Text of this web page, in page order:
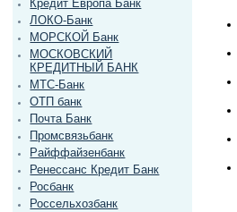
Кредит Европа Банк
ЛОКО-Банк
МОРСКОЙ Банк
МОСКОВСКИЙ
КРЕДИТНЫЙ БАНК
МТС-Банк
ОТП банк
Почта Банк
Промсвязьбанк
Райффайзенбанк
Ренессанс Кредит Банк
Росбанк
Россельхозбанк